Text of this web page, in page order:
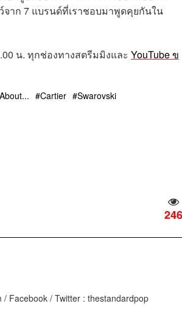
จาก 7 แบรนด์ที่เราชอบมาพูดคุยกันใน
น. ทุกช่องทางสตรีมมิงและ YouTube ข
Cartier
Swarovski
246
/ Facebook / Twitter : thestandardpop